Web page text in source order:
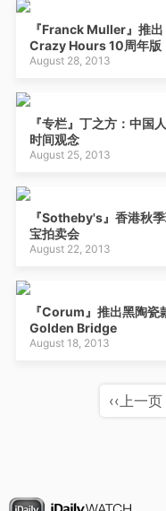
『Franck Muller』推出
Crazy Hours 10周年版
August 28, 2013
『专栏』丁之方：中国
时间观念
August 25, 2013
『Sotheby's』香港秋
宝拍卖会
August 22, 2013
『Corum』推出黑陶瓷
Golden Bridge
August 18, 2013
‹‹上一页